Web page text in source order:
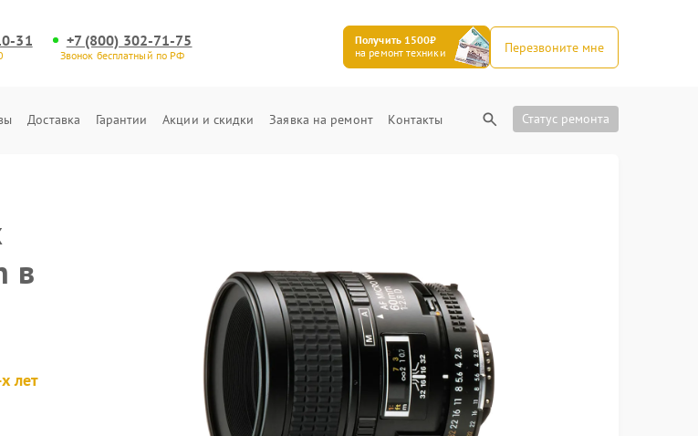
31 +7 (800) 302-71-75
Звонок бесплатный по РФ
Получить 1500₽
на ремонт техники
Перезвоните мне
Доставка Гарантии Акции и скидки Заявка на ремонт Контакты Статус ремонта
в
лет